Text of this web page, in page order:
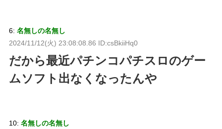
6: 名無しの名無し
2024/11/12(火) 23:08:08.86 ID:csBkiiHq0
だから最近パチンコパチスロのゲー
ムソフト出なくなったんや
10: 名無しの名無し